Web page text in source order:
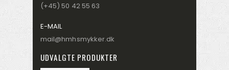
(+45) 50 42 55 63
E-MAIL
mail@hmhsmykker.dk
UDVALGTE PRODUKTER